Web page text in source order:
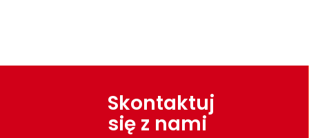
Skontaktuj
się z nami